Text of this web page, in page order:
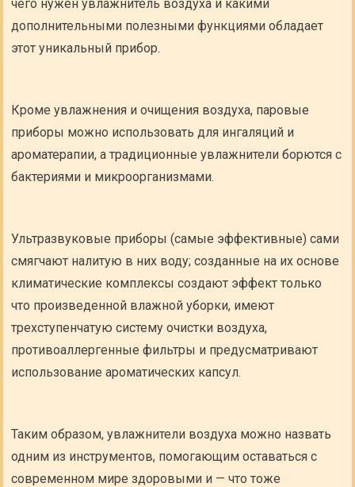
чего нужен увлажнитель воздуха и какими
дополнительными полезными функциями обладает
этот уникальный прибор.
Кроме увлажнения и очищения воздуха, паровые
приборы можно использовать для ингаляций и
ароматерапии, а традиционные увлажнители борются с
бактериями и микроорганизмами.
Ультразвуковые приборы (самые эффективные) сами
смягчают налитую в них воду; созданные на их основе
климатические комплексы создают эффект только
что произведенной влажной уборки, имеют
трехступенчатую систему очистки воздуха,
противоаллергенные фильтры и предусматривают
использование ароматических капсул.
Таким образом, увлажнители воздуха можно назвать
одним из инструментов, помогающим оставаться с
современном мире здоровыми и — что тоже